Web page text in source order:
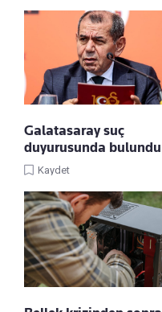
Galatasaray suç
duyurusunda bulundu
Kaydet